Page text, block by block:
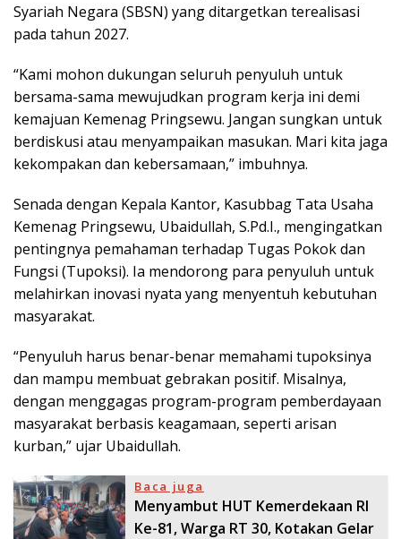
Syariah Negara (SBSN) yang ditargetkan terealisasi
pada tahun 2027.
“Kami mohon dukungan seluruh penyuluh untuk
bersama-sama mewujudkan program kerja ini demi
kemajuan Kemenag Pringsewu. Jangan sungkan untuk
berdiskusi atau menyampaikan masukan. Mari kita jaga
kekompakan dan kebersamaan,” imbuhnya.
Senada dengan Kepala Kantor, Kasubbag Tata Usaha
Kemenag Pringsewu, Ubaidullah, S.Pd.I., mengingatkan
pentingnya pemahaman terhadap Tugas Pokok dan
Fungsi (Tupoksi). Ia mendorong para penyuluh untuk
melahirkan inovasi nyata yang menyentuh kebutuhan
masyarakat.
“Penyuluh harus benar-benar memahami tupoksinya
dan mampu membuat gebrakan positif. Misalnya,
dengan menggagas program-program pemberdayaan
masyarakat berbasis keagamaan, seperti arisan
kurban,” ujar Ubaidullah.
Baca juga
Menyambut HUT Kemerdekaan RI
Ke-81, Warga RT 30, Kotakan Gelar